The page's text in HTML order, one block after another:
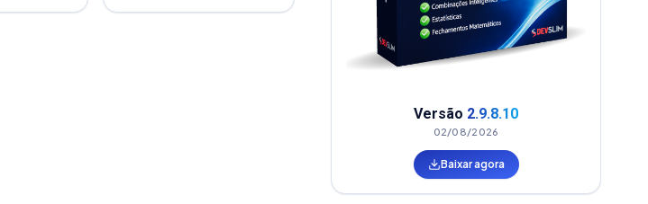
Versão 2.9.8.10
02/08/2026
Baixar agora